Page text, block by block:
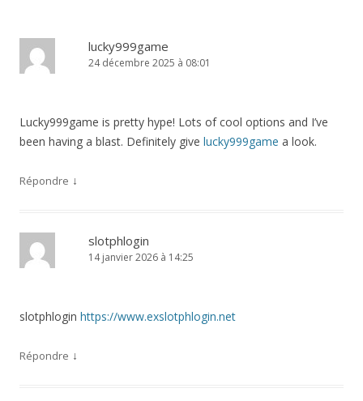
lucky999game
24 décembre 2025 à 08:01
Lucky999game is pretty hype! Lots of cool options and I’ve
been having a blast. Definitely give lucky999game a look.
Répondre ↓
slotphlogin
14 janvier 2026 à 14:25
slotphlogin https://www.exslotphlogin.net
Répondre ↓